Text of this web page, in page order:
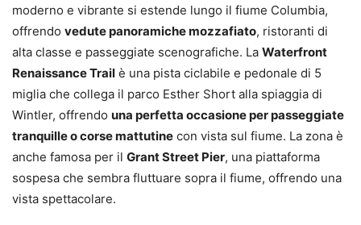
moderno e vibrante si estende lungo il fiume Columbia,
offrendo vedute panoramiche mozzafiato, ristoranti di
alta classe e passeggiate scenografiche. La Waterfront
Renaissance Trail è una pista ciclabile e pedonale di 5
miglia che collega il parco Esther Short alla spiaggia di
Wintler, offrendo una perfetta occasione per passeggiate
tranquille o corse mattutine con vista sul fiume. La zona è
anche famosa per il Grant Street Pier, una piattaforma
sospesa che sembra fluttuare sopra il fiume, offrendo una
vista spettacolare.